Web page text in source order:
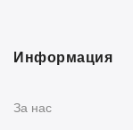
Информация
За нас